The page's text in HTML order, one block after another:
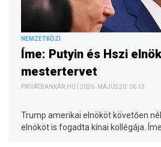
NEMZETKÖZI
Íme: Putyin és Hszi
mestertervet
PRIVÁTBANKÁR.HU | 2026. MÁJUS 20. 06:13
Trump amerikai elnököt követően
elnököt is fogadta kínai kollégája.